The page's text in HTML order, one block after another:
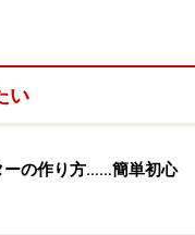
のが三つ折り縫いで
幅1cmの三つ折り縫
から5mmから7mm
い
ーの作り方……簡単初心